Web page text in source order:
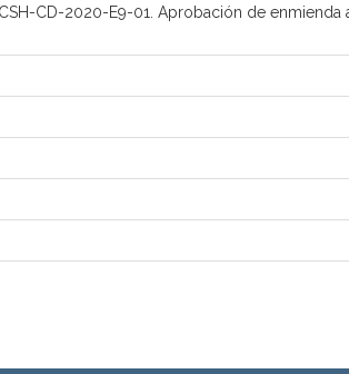
CD-2020-E9-01. Aprobación de enmienda